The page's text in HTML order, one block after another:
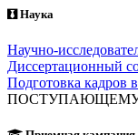
Наука
Научно-
Диссертационный
Подготовка кадров